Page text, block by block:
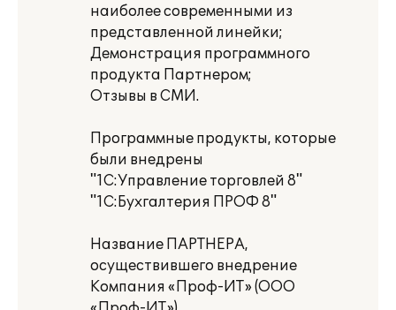
наиболее современными из
представленной линейки;
Демонстрация программного
продукта Партнером;
Отзывы в СМИ.
Программные продукты, которые
были внедрены
"1С:Управление торговлей 8"
"1C:Бухгалтерия ПРОФ 8"
Название ПАРТНЕРА,
осуществившего внедрение
Компания «Проф-ИТ» (ООО